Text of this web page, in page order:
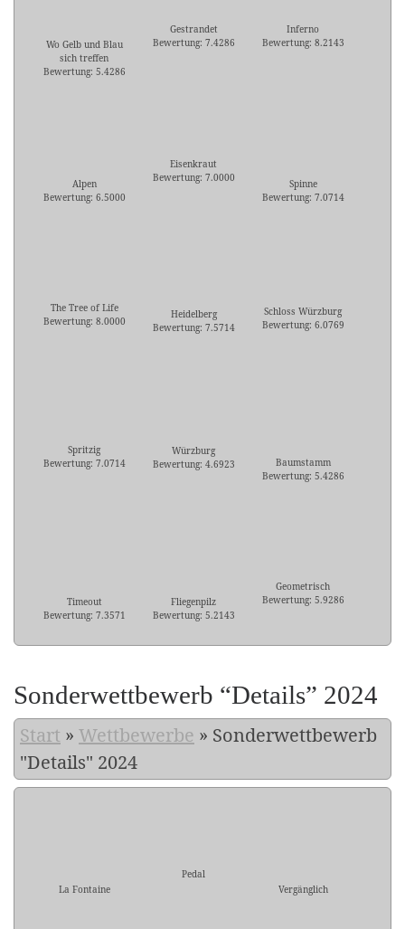
Wo Gelb und Blau
sich treffen
Bewertung: 5.4286
Gestrandet
Bewertung: 7.4286
Inferno
Bewertung: 8.2143
Alpen
Bewertung: 6.5000
Eisenkraut
Bewertung: 7.0000
Spinne
Bewertung: 7.0714
The Tree of Life
Bewertung: 8.0000
Heidelberg
Bewertung: 7.5714
Schloss Würzburg
Bewertung: 6.0769
Spritzig
Bewertung: 7.0714
Würzburg
Bewertung: 4.6923
Baumstamm
Bewertung: 5.4286
Timeout
Bewertung: 7.3571
Fliegenpilz
Bewertung: 5.2143
Geometrisch
Bewertung: 5.9286
Sonderwettbewerb “Details” 2024
Start » Wettbewerbe » Sonderwettbewerb
"Details" 2024
La Fontaine
Pedal
Vergänglich